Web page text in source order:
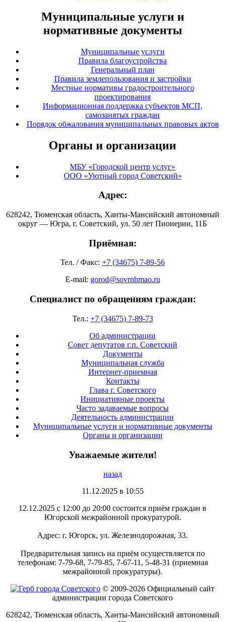
Муниципальные услуги и
нормативные документы
Муниципальные услуги
Правила благоустройства
Генеральный план
Правила землепользования и застройки
Местные нормативы градостроительного
проектирования
Информационная поддержка субъектов МСП,
самозанятых граждан
Порядок обжалования муниципальных правовых актов
Органы и организации
МБУ «Городской центр услуг»
ООО «Уютный город Советский»
Адрес:
628242, Тюменская область, Ханты-Мансийский автономный
округ — Югра, г. Советский, ул. 50 лет Пионерии, 11Б
Приёмная:
Тел. / Факс: +7 (34675) 7-89-56
E-mail: gorod@sovrnhmao.ru
Специалист по обращениям граждан:
Тел.: +7 (34675) 7-89-73
Об администрации
Совет депутатов г.п. Советский
Документы
Муниципальная служба
Интернет-приемная
Контакты
Глава г. Советского
Инициативные проекты
Часто задаваемые вопросы
Деятельность администрации
Муниципальные услуги и нормативные документы
Органы и организации
Уважаемые жители!
назад
11.12.2025 в 10:55
12.12.2025 с 12:00 до 20:00 состоится приём граждан в
Югорской межрайонной прокуратурой.
Адрес: г. Югорск, ул. Железнодорожная, 33.
Предварительная запись на приём осуществляется по
телефонам: 7-79-68, 7-79-85, 7-67-11, 5-48-31 (приемная
межрайонной прокуратуры).
© 2009-2026 Официальный сайт
администрации города Советского
628242, Тюменская область, Ханты-Мансийский автономный